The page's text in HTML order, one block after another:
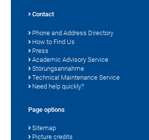
Contact
Phone and Address Directory
How to Find Us
Press
Academic Advisory Service
Störungsannahme
Technical Maintenance Service
Need help quickly?
Page options
Sitemap
Picture credits